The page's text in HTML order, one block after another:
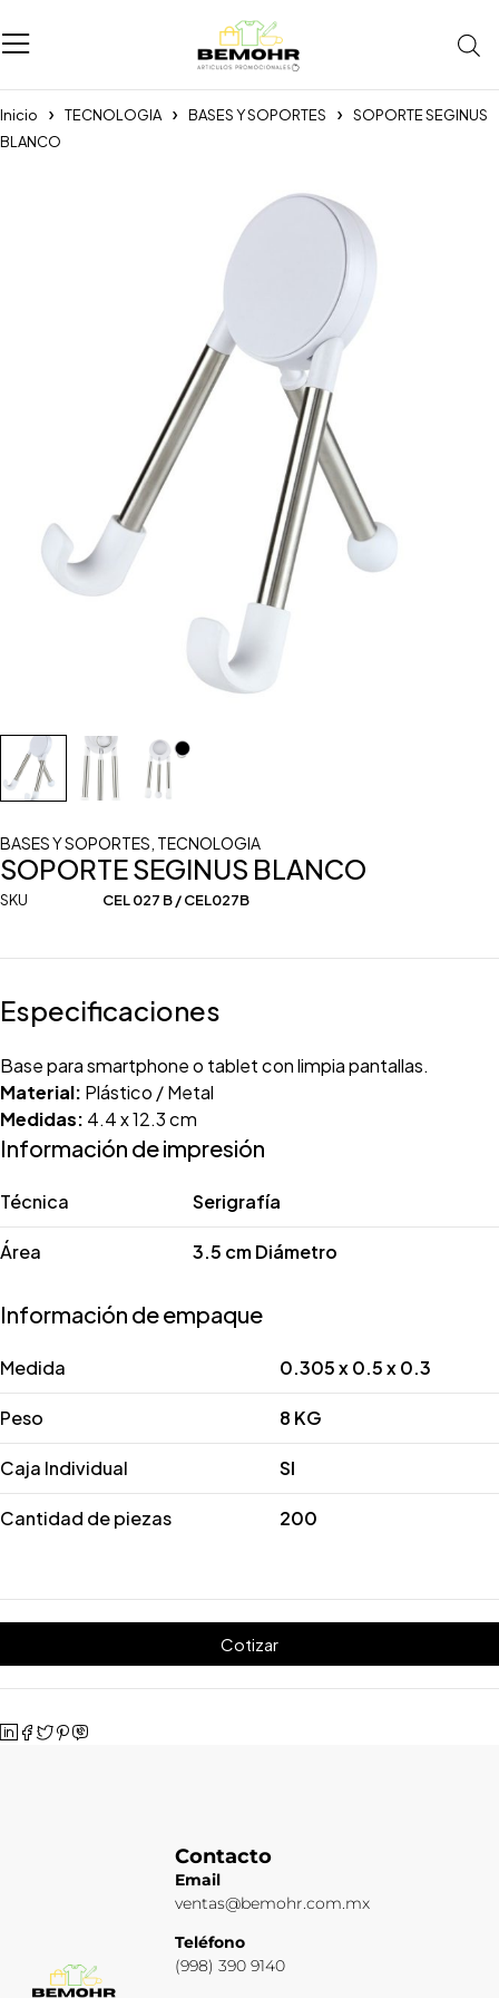
Inicio TECNOLOGIA BASES Y SOPORTES
SOPORTE SEGINUS
BLANCO
BASES Y SOPORTES TECNOLOGIA
SOPORTE SEGINUS BLANCO
SKU CEL 027 B / CEL027B
Especificaciones
Base para smartphone o tablet con limpia pantallas.
Material: Plástico / Metal
Medidas: 4.4 x 12.3 cm
Información de impresión
Técnica Serigrafía
Área 3.5 cm Diámetro
Información de empaque
Medida 0.305 x 0.5 x 0.3
Peso 8 KG
Caja Individual SI
Cantidad de piezas 200
Cotizar
Contacto
Email
ventas@bemohr.com.mx
Teléfono
(998) 390 9140